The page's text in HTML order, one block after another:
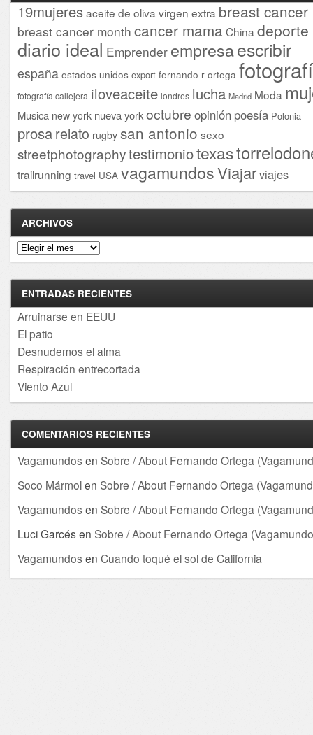
19mujeresaceite de oliva virgen extra breast cancer
breast cancer month cancer mama China deporte
diario ideal Emprender empresaescribir
españa estados unidos export fernando r ortega
fotografía callejera iloveaceite londres lucha Madrid Moda
Musica new york nueva yorkoctubre opinión poesía Polonia
prosarelato rugby san antonio sexo
streetphotographytestimoniotexas
trailrunning travel USA vagamundosViajarviajes
ARCHIVOS
Archivos
ENTRADAS RECIENTES
Arruinarse en EEUU
El patio
Desnudemos el alma
Respiración entrecortada
Viento Azul
COMENTARIOS RECIENTES
Vagamundos en Sobre / About Fernando Ortega
Soco Mármolen Sobre / About Fernando Ortega
Vagamundos en Sobre / About Fernando Ortega
Luci Garcés en Sobre / About Fernando Ortega
Vagamundos en Cuando toqué el sol de California